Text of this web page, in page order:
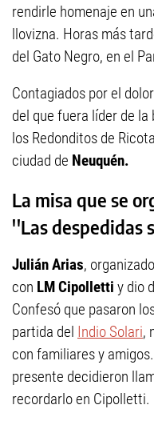
rendirle homenaje en
llovizna. Horas más
del Gato Negro, en el
Contagiados por el
del que fuera líder de
los Redonditos de
ciudad de Neuquén.
La misa que se
''Las despedidas
Julián Arias,
con LM Cipolletti y dio
Confesó que pasaron
partida del Indio Solari,
con familiares y
presente decidieron
recordarlo en Cipolletti.